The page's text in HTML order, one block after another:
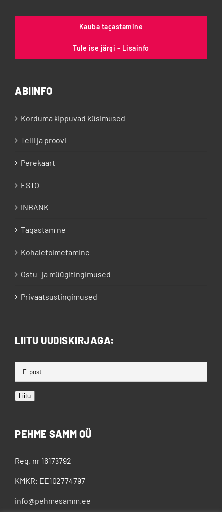
Kauba tagastamine
Tule ise järgi - Lisainfo
ABIINFO
Korduma kippuvad küsimused
Telli ja proovi
Perekaart
ESTO
INBANK
Tagastamine
Kohaletoimetamine
Ostu- ja müügitingimused
Privaatsustingimused
LIITU UUDISKIRJAGA:
Liitu
PEHME SAMM OÜ
Reg. nr 16178792
KMKR: EE102774797
info@pehmesamm.ee